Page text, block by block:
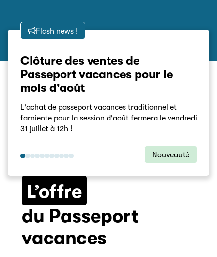
Flash news !
Clôture des ventes de
Passeport vacances pour le
mois d'août
Nouveauté
L'achat de passeport vacances traditionnel et
farniente pour la session d'août fermera le vendredi
31 juillet à 12h !
L’offre
du Passeport
vacances